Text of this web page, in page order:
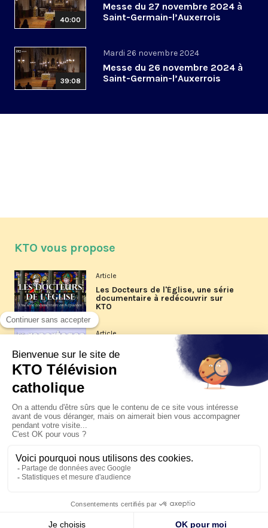
40:00
Messe du 27 novembre 2024 à
Saint-Germain-l’Auxerrois
39:08
Mardi 26 novembre 2024
Messe du 26 novembre 2024 à
Saint-Germain-l’Auxerrois
KTO vous propose
Article
Les Docteurs de l'Église, une série
documentaire à redécouvrir sur
KTO
Article
Les reportages d'été 2026 de KTO
La visite pastorale du pape Léon
XIV à Assise à suivre sur KTO le
jeudi 6 août
Le pape en Uruguay, Argentine et
Pérou du 6 au 17 novembre 2026